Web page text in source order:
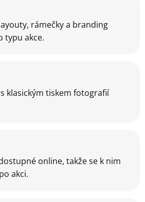
rámečky a branding
typu akce.
klasickým tiskem fotografií
online, takže se k nim
akci.